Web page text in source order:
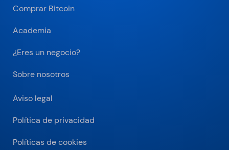
Comprar Bitcoin
Academia
¿Eres un negocio?
Sobre nosotros
Aviso legal
Política de privacidad
Políticas de cookies